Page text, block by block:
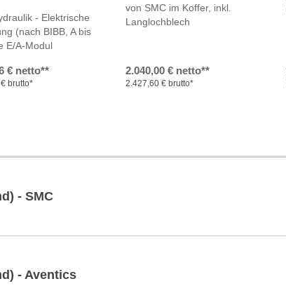
- Elektrische
(nach BIBB, A bis
E/A-Modul
€ netto**
brutto*
von SMC im Koffer, inkl.
Langlochblech
2.040,00 € netto**
2.427,60 € brutto*
- SMC
- Aventics